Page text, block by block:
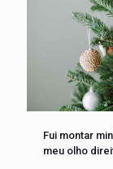
Fui montar
meu olho